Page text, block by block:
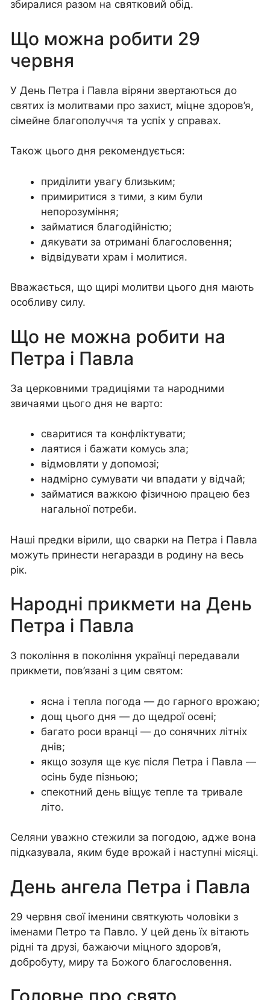
збиралися разом на святковий обід.
Що можна робити 29
червня
У День Петра і Павла віряни звертаються до
святих із молитвами про захист, міцне здоров’я,
сімейне благополуччя та успіх у справах.
Також цього дня рекомендується:
приділити увагу близьким;
примиритися з тими, з ким були
непорозуміння;
займатися благодійністю;
дякувати за отримані благословення;
відвідувати храм і молитися.
Вважається, що щирі молитви цього дня мають
особливу силу.
Що не можна робити на
Петра і Павла
За церковними традиціями та народними
звичаями цього дня не варто:
сваритися та конфліктувати;
лаятися і бажати комусь зла;
відмовляти у допомозі;
надмірно сумувати чи впадати у відчай;
займатися важкою фізичною працею без
нагальної потреби.
Наші предки вірили, що сварки на Петра і Павла
можуть принести негаразди в родину на весь
рік.
Народні прикмети на День
Петра і Павла
З покоління в покоління українці передавали
прикмети, пов’язані з цим святом:
ясна і тепла погода — до гарного врожаю;
дощ цього дня — до щедрої осені;
багато роси вранці — до сонячних літніх
днів;
якщо зозуля ще кує після Петра і Павла —
осінь буде пізньою;
спекотний день віщує тепле та тривале
літо.
Селяни уважно стежили за погодою, адже вона
підказувала, яким буде врожай і наступні місяці.
День ангела Петра і Павла
29 червня свої іменини святкують чоловіки з
іменами Петро та Павло. У цей день їх вітають
рідні та друзі, бажаючи міцного здоров’я,
добробуту, миру та Божого благословення.